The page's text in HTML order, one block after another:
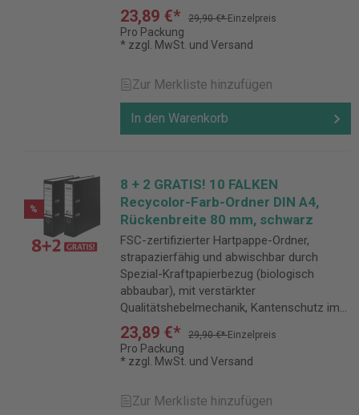
Spar-Set.
23,89 €* 29,90 €*Einzelpreis
Pro Packung
* zzgl. MwSt. und Versand
Zur Merkliste hinzufügen
In den Warenkorb
%
8 + 2 GRATIS! 10 FALKEN
Recycolor-Farb-Ordner DIN A4,
Rückenbreite 80 mm, schwarz
FSC-zertifizierter Hartpappe-Ordner,
strapazierfähig und abwischbar durch
Spezial-Kraftpapierbezug (biologisch
abbaubar), mit verstärkter
Qualitätshebelmechanik, Kantenschutz im
Spar-Set.
23,89 €* 29,90 €*Einzelpreis
Pro Packung
* zzgl. MwSt. und Versand
Zur Merkliste hinzufügen